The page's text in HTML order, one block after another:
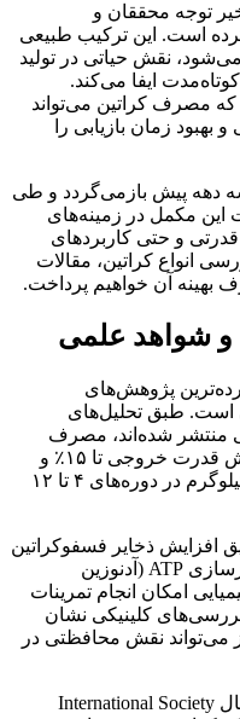
توجه محققان و
است. این ترکیب طبیعی
نقش حیاتی در تولید
ایفا می‌کند.
مصرف کراتین می‌تواند
زمان بازیابی را
دهه پیش بازمی‌گردد و طی
این مکمل در زمینه‌های
و حتی کاربردهای
انواع کراتین، مقالات
بهینه آن خواهیم پرداخت.
و شواهد علمی
پژوهش‌های
است. طبق تحلیل‌های
منتشر شده‌اند، مصرف
کراتین به‌صورت مکمل می‌تواند افزایش قدرت خروجی تا ۱۵٪ و
افزایش توده عضلانی خشک تا ۲ تا ۴ کیلوگرم در دوره‌های ۴ تا ۱۲
افزایش ذخایر فسفوکراتین
در عضلات است که منجر به تسریع بازسازی ATP (آدنوزین
امکان انجام تمرینات
کلینیکی نشان
می‌تواند نقش محافظتی در
پژوهش‌های منتشرشده در ژورنال International Society